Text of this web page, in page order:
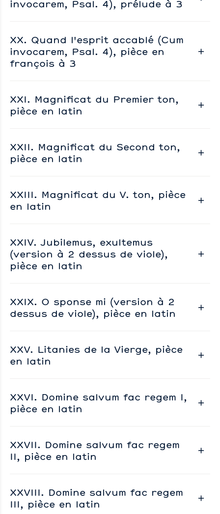
invocarem, Psal. 4), prélude à 3
XX. Quand l'esprit accablé (Cum
invocarem, Psal. 4), pièce en
françois à 3
XXI. Magnificat du Premier ton,
pièce en latin
XXII. Magnificat du Second ton,
pièce en latin
XXIII. Magnificat du V. ton, pièce
en latin
XXIV. Jubilemus, exultemus
(version à 2 dessus de viole),
pièce en latin
XXIX. O sponse mi (version à 2
dessus de viole), pièce en latin
XXV. Litanies de la Vierge, pièce
en latin
XXVI. Domine salvum fac regem I,
pièce en latin
XXVII. Domine salvum fac regem
II, pièce en latin
XXVIII. Domine salvum fac regem
III, pièce en latin